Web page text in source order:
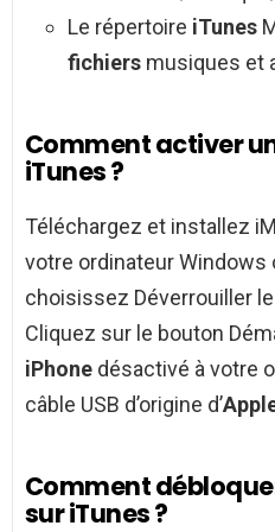
Le répertoire iTunes
fichiers musiques et
Comment activer
iTunes ?
Téléchargez et installez
votre ordinateur Windows
choisissez Déverrouiller le
Cliquez sur le bouton
iPhone désactivé à votre
câble USB d’origine d’
Comment
sur iTunes ?